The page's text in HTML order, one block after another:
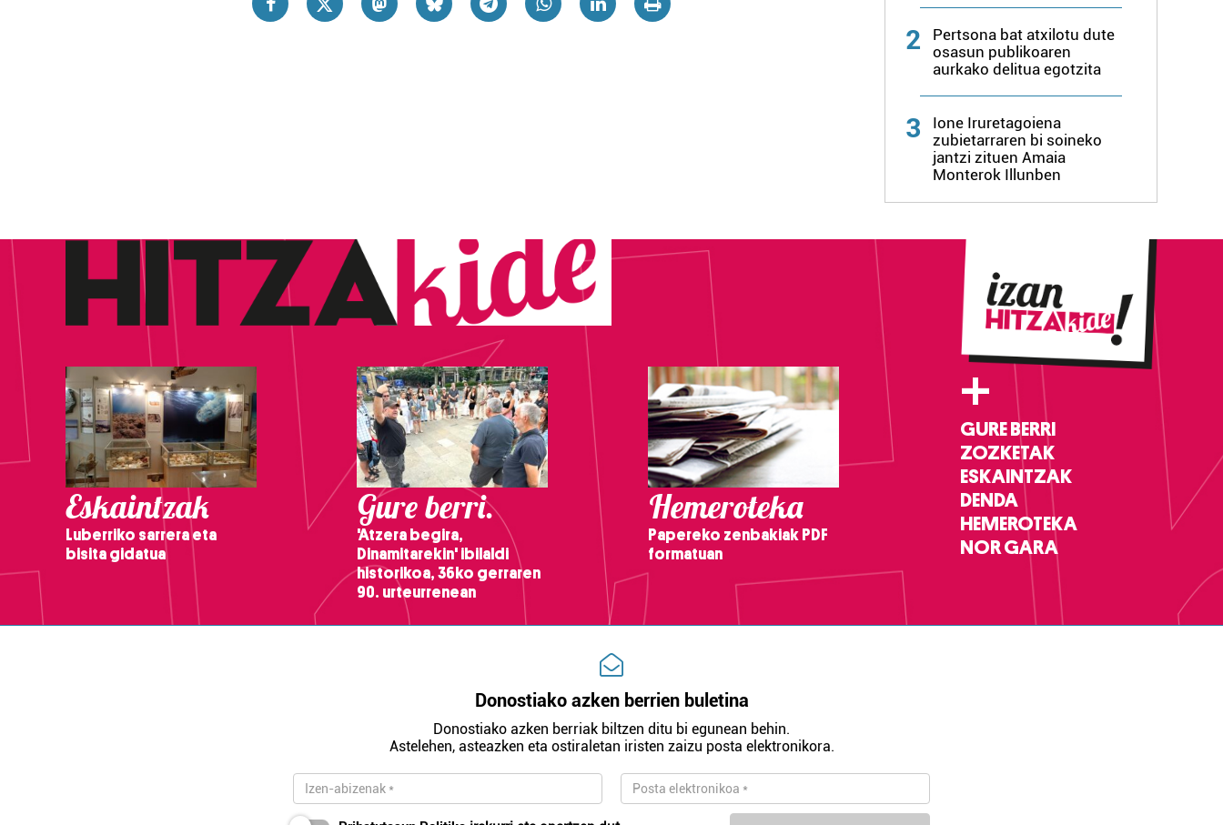
2
Pertsona bat atxilotu dute
osasun publikoaren
aurkako delitua egotzita
3
Ione Iruretagoiena
zubietarraren bi soineko
jantzi zituen Amaia
Monterok Illunben
Eskaintzak
Luberriko sarrera eta
bisita gidatua
Gure berri.
'Atzera begira,
Dinamitarekin' ibilaldi
historikoa, 36ko gerraren
90. urteurrenean
Hemeroteka
Papereko zenbakiak PDF
formatuan
+
GURE BERRI
ZOZKETAK
ESKAINTZAK
DENDA
HEMEROTEKA
NOR GARA
Donostiako azken berrien buletina
Donostiako azken berriak biltzen ditu bi egunean behin.
Astelehen, asteazken eta ostiraletan iristen zaizu posta elektronikora.